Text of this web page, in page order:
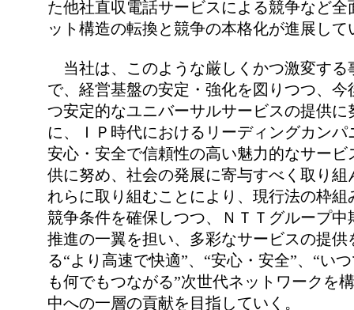
た他社直収電話サービスによる競争など全
ット構造の転換と競争の本格化が進展して
当社は、このような厳しくかつ激変する
で、経営基盤の安定・強化を図りつつ、今
つ安定的なユニバーサルサービスの提供に
に、ＩＰ時代におけるリーディングカンパ
安心・安全で信頼性の高い魅力的なサービ
供に努め、社会の発展に寄与すべく取り組
れらに取り組むことにより、現行法の枠組
競争条件を確保しつつ、ＮＴＴグループ中
推進の一翼を担い、多彩なサービスの提供
る“より高速で快適”、“安心・安全”、“い
も何でもつながる”次世代ネットワークを
中への一層の貢献を目指していく。